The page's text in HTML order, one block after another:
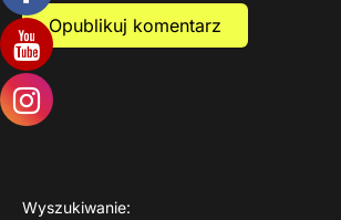
Wyszukiwanie: